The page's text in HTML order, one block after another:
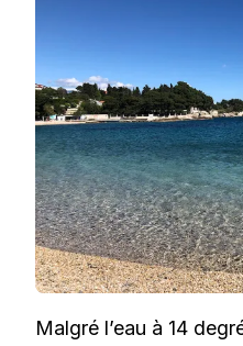
Malgré l’eau à 14